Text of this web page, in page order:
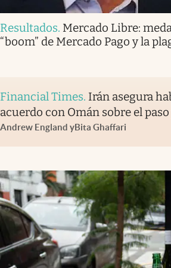
Resultados. Mercado Libre:
“boom” de Mercado Pago y la
Financial Times. Irán asegura
acuerdo con Omán sobre el
Andrew England yBita Ghaffari